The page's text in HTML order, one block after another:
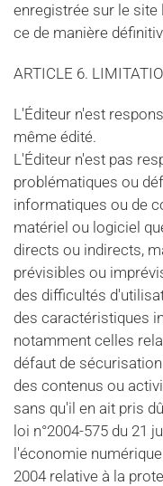
enregistrée sur le
ce de manière
ARTICLE 6.
L'Éditeur n'est
même édité.
L'Éditeur n'est pas
problématiques ou
informatiques ou de
matériel ou logiciel
directs ou indirects,
prévisibles ou
des difficultés
des caractéristiques
notamment celles
défaut de
des contenus ou
sans qu'il en ait pris
loi n°2004-575 du 21
l'économie
2004 relative à la